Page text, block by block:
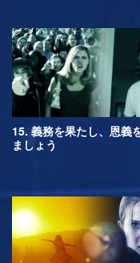
15. 義務を果たし、恩義
ましょう